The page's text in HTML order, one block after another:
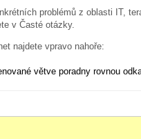
problémů z oblasti IT,
v Časté otázky.
najdete vpravo nahoře:
větve poradny rovnou